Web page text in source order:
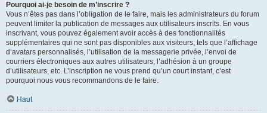
Pourquoi ai-je besoin de m’inscrire ?
Vous n’êtes pas dans l’obligation de le faire, mais les administrateurs du forum
peuvent limiter la publication de messages aux utilisateurs inscrits. En vous
inscrivant, vous pouvez également avoir accès à des fonctionnalités
supplémentaires qui ne sont pas disponibles aux visiteurs, tels que l’affichage
d’avatars personnalisés, l’utilisation de la messagerie privée, l’envoi de
courriers électroniques aux autres utilisateurs, l’adhésion à un groupe
d’utilisateurs, etc. L’inscription ne vous prend qu’un court instant, c’est
pourquoi nous vous recommandons de le faire.
Haut